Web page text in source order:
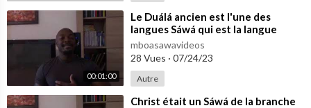
00:01:00
⁣Le Duálá ancien est l'une des
langues Sáwá qui est la langue
originelle
mboasawavideos
28 Vues · 07/24/23
Autre
⁣Christ était un Sáwá de la branche